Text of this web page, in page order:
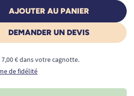
AJOUTER AU PANIER
DEMANDER UN DEVIS
€ dans votre cagnotte.
de fidélité